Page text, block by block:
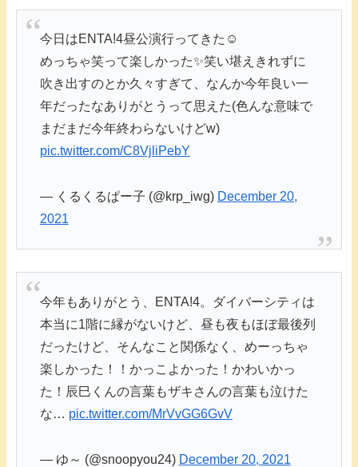
今日はENTA!4昼公演行ってきた☺️
めっちゃ笑って楽しかった✨笑い堪えきれずに
吹き出すのとか久々すぎて、なんか今年良い一
年だったなありがとうって思えた(色んな意味で
まだまだ今年終わらないけどw)
pic.twitter.com/C8VjliPebY
— くるくるぱー子 (@krp_iwg) December 20,
2021
今年もありがとう、ENTA!4。ダイバーシティは
本当に1階に縁がないけど、昼も夜もほぼ最後列
だったけど、そんなこと関係なく、めーっちゃ
楽しかった！！かっこよかった！かわいかっ
た！辰巳くんの言葉もザキさんの言葉も泣けた
な… pic.twitter.com/MrVvGG6GvV
— ゆ～ (@snoopyou24) December 20, 2021